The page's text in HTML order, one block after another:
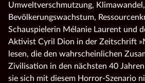
Umweltverschmutzung, Klimawandel,
Bevölkerungswachstum,
Schauspielerin Mélanie Laurent und
Aktivist Cyril Dion in der Zeitschrift
lesen, die den wahrscheinlichen
Zivilisation in den nächsten 40
sie sich mit diesem Horror-Szenario